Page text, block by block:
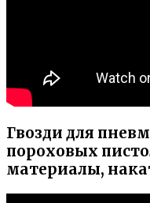
Гвозди для
пороховых
материалы,